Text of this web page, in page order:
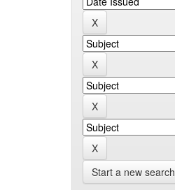
Start a new search